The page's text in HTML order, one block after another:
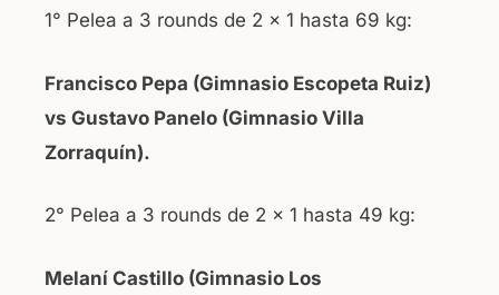
1° Pelea a 3 rounds de 2 x 1 hasta 69 kg:
Francisco Pepa (Gimnasio Escopeta Ruiz)
vs Gustavo Panelo (Gimnasio Villa
Zorraquín).
2° Pelea a 3 rounds de 2 x 1 hasta 49 kg:
Melaní Castillo (Gimnasio Los